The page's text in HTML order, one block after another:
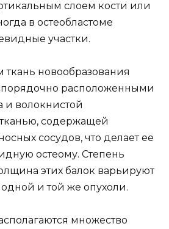
слоем кости или
в остеобластоме
участки.
новообразования
расположенными
и волокнистой
содержащей
сосудов, что делает ее
остеому. Степень
этих балок варьируют
одной и той же опухоли.
множество